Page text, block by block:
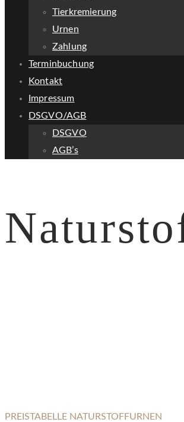
Tierkremierung
Urnen
Zahlung
Terminbuchung
Kontakt
Impressum
DSGVO/AGB
DSGVO
AGB’s
PREISTABELLE NATURSTOFFURNEN